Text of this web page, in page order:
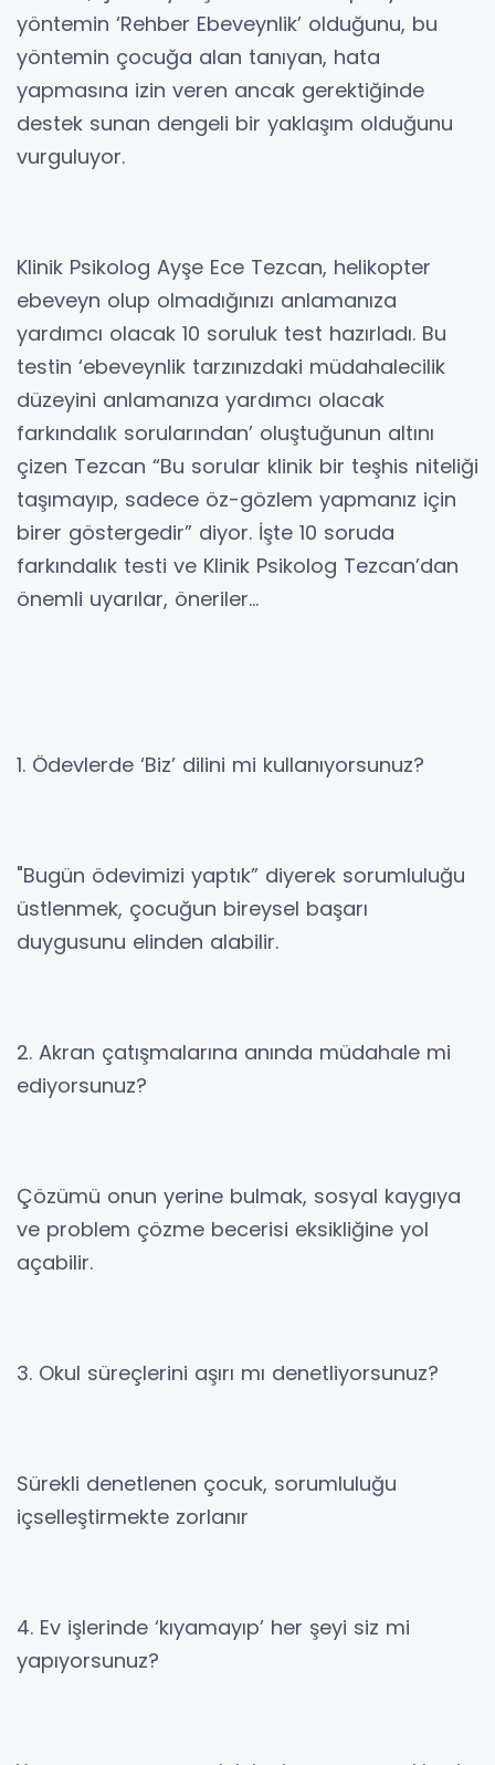
yöntemin ‘Rehber Ebeveynlik’ olduğunu, bu
yöntemin çocuğa alan tanıyan, hata
yapmasına izin veren ancak gerektiğinde
destek sunan dengeli bir yaklaşım olduğunu
vurguluyor.
Klinik Psikolog Ayşe Ece Tezcan, helikopter
ebeveyn olup olmadığınızı anlamanıza
yardımcı olacak 10 soruluk test hazırladı. Bu
testin ‘ebeveynlik tarzınızdaki müdahalecilik
düzeyini anlamanıza yardımcı olacak
farkındalık sorularından’ oluştuğunun altını
çizen Tezcan “Bu sorular klinik bir teşhis niteliği
taşımayıp, sadece öz-gözlem yapmanız için
birer göstergedir” diyor. İşte 10 soruda
farkındalık testi ve Klinik Psikolog Tezcan’dan
önemli uyarılar, öneriler…
1. Ödevlerde ‘Biz’ dilini mi kullanıyorsunuz?
"Bugün ödevimizi yaptık” diyerek sorumluluğu
üstlenmek, çocuğun bireysel başarı
duygusunu elinden alabilir.
2. Akran çatışmalarına anında müdahale mi
ediyorsunuz?
Çözümü onun yerine bulmak, sosyal kaygıya
ve problem çözme becerisi eksikliğine yol
açabilir.
3. Okul süreçlerini aşırı mı denetliyorsunuz?
Sürekli denetlenen çocuk, sorumluluğu
içselleştirmekte zorlanır
4. Ev işlerinde ‘kıyamayıp’ her şeyi siz mi
yapıyorsunuz?